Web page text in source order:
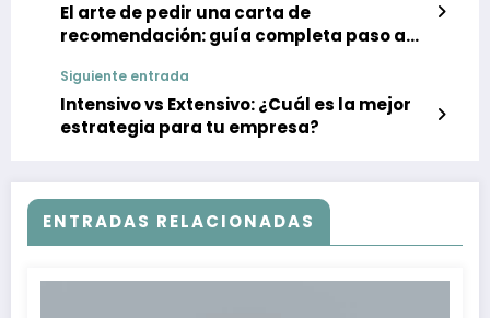
El arte de pedir una carta de
recomendación: guía completa paso a
Siguiente entrada
Intensivo vs Extensivo: ¿Cuál es la mejor
estrategia para tu empresa?
ENTRADAS RELACIONADAS